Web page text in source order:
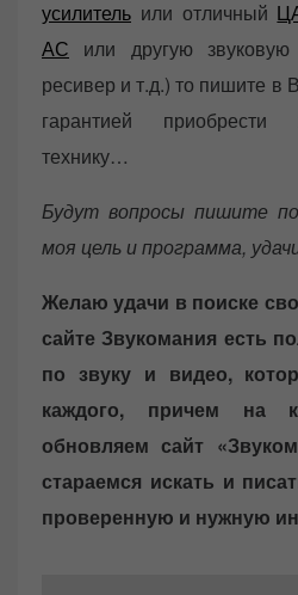
усилитель или отличный
АС или другую
ресивер и т.д.) то пишите в
гарантией
технику…
Будут вопросы пишите
моя цель и программа,
Желаю удачи в поиске
сайте Звукомания есть
по звуку и видео,
каждого, причем на
обновляем сайт
стараемся искать и
проверенную и нужную